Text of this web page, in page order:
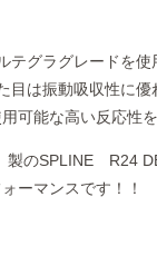
テグラグレードを
目は振動吸収性に優
可能な高い反応性
のSPLINE R24
ーマンスです！！